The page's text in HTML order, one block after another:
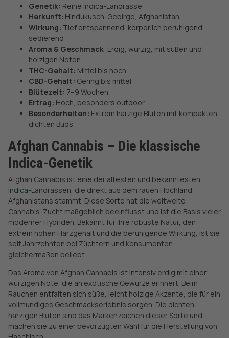
Genetik: Reine Indica-Landrasse
Herkunft: Hindukusch-Gebirge, Afghanistan
Wirkung: Tief entspannend, körperlich beruhigend,
sedierend
Aroma & Geschmack: Erdig, würzig, mit süßen und
holzigen Noten
THC-Gehalt: Mittel bis hoch
CBD-Gehalt: Gering bis mittel
Blütezeit: 7–9 Wochen
Ertrag: Hoch, besonders outdoor
Besonderheiten: Extrem harzige Blüten mit kompakten,
dichten Buds
Afghan Cannabis – Die klassische
Indica-Genetik
Afghan Cannabis ist eine der ältesten und bekanntesten
Indica-Landrassen, die direkt aus dem rauen Hochland
Afghanistans stammt. Diese Sorte hat die weltweite
Cannabis-Zucht maßgeblich beeinflusst und ist die Basis vieler
moderner Hybriden. Bekannt für ihre robuste Natur, den
extrem hohen Harzgehalt und die beruhigende Wirkung, ist sie
seit Jahrzehnten bei Züchtern und Konsumenten
gleichermaßen beliebt.
Das Aroma von Afghan Cannabis ist intensiv erdig mit einer
würzigen Note, die an exotische Gewürze erinnert. Beim
Rauchen entfalten sich süße, leicht holzige Akzente, die für ein
vollmundiges Geschmackserlebnis sorgen. Die dichten,
harzigen Blüten sind das Markenzeichen dieser Sorte und
machen sie zu einer bevorzugten Wahl für die Herstellung von